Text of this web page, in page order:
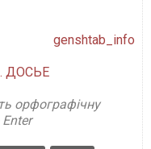
genshtab_info
ДОСЬЕ
орфографічну